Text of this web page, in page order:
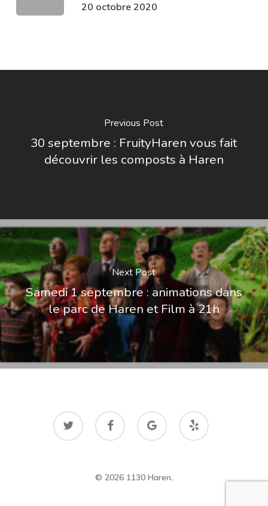
20 octobre 2020
Previous Post
30 septembre : FruityHaren vous fait
découvrir les composts à Haren
Next Post
Samedi 1 septembre : animations dans
le parc de Haren et Film à 21h
twitter facebook
google-
plus
yelp
© 2026 1130 Haren.